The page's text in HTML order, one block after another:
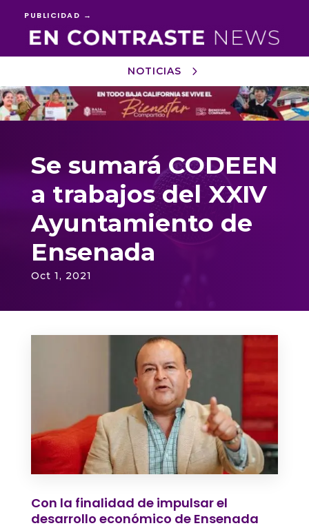
PUBLICIDAD →
NOTICIAS
Reproductor
de
vídeo
Se sumará CODEEN
a trabajos del XXIV
Ayuntamiento de
Ensenada
Oct 1, 2021
Con la finalidad de impulsar el
desarrollo económico de Ensenada